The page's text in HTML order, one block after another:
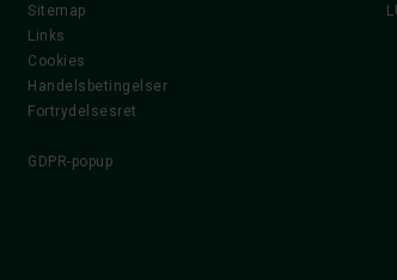
Sitemap
Links
Cookies
Handelsbetingelser
Fortrydelsesret
GDPR-popup